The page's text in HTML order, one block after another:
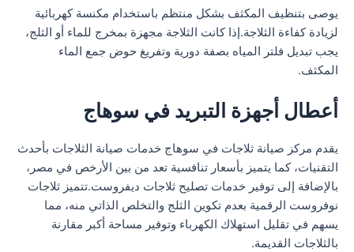
يوصى بتنظيف المكثف بشكل منتظم باستخدام مكنسة كهربائية
لزيادة كفاءة الثلاجة.إذا كانت الثلاجة مجهزة بمخرج للماء أو الثلج،
يجب تبديل فلتر المياه بصفة دورية وتفريغ حوض جمع الماء
المكثف.
أعطال أجهزة التبريد في سوهاج
يقدم مركز صيانة ثلاجات في سوهاج خدمات صيانة الثلاجات بأحدث
التقنيات، كما يتميز بأسعار تنافسية تعد من بين الأرخص في مصر،
بالإضافة إلى توفير خدمات تصليح ثلاجات ديفروست.تتميز ثلاجات
نوفروست الرقمية بعدم تكوين الثلج والتخلص الذاتي منه، مما
يسهم في تقليل استهلاك الكهرباء وتوفير مساحة أكبر مقارنة
بالثلاجات القديمة.